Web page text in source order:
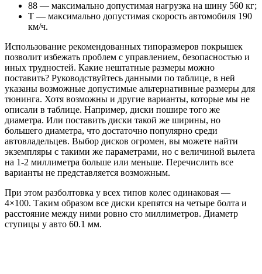
88 — максимально допустимая нагрузка на шину 560 кг;
T — максимально допустимая скорость автомобиля 190
км/ч.
Использование рекомендованных типоразмеров покрышек
позволит избежать проблем с управлением, безопасностью и
иных трудностей. Какие нештатные размеры можно
поставить? Руководствуйтесь данными по таблице, в ней
указаны возможные допустимые альтернативные размеры для
тюнинга. Хотя возможны и другие варианты, которые мы не
описали в таблице. Например, диски пошире того же
диаметра. Или поставить диски такой же ширины, но
большего диаметра, что достаточно популярно среди
автовладельцев. Выбор дисков огромен, вы можете найти
экземпляры с такими же параметрами, но с величиной вылета
на 1-2 миллиметра больше или меньше. Перечислить все
варианты не представляется возможным.
При этом разболтовка у всех типов колес одинаковая —
4×100. Таким образом все диски крепятся на четыре болта и
расстояние между ними ровно сто миллиметров. Диаметр
ступицы у авто 60.1 мм.